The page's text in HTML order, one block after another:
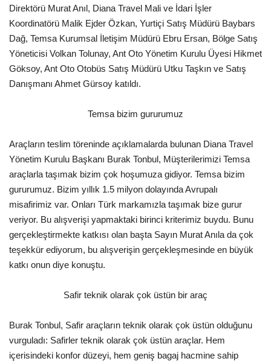
Lezzet Durakları
Röportajlar
Gezi - Yorum
Sizlerden Gelenler
Yorumlar
Video Tanıtım
Köşe Yazarları
Galeri
Direktörü Murat Anıl, Diana Travel Mali ve İdari İşler
Koordinatörü Malik Ejder Özkan, Yurtiçi Satış Müdürü Baybars
Dağ, Temsa Kurumsal İletişim Müdürü Ebru Ersan, Bölge Satış
Yöneticisi Volkan Tolunay, Ant Oto Yönetim Kurulu Üyesi Hikmet
Göksoy, Ant Oto Otobüs Satış Müdürü Utku Taşkın ve Satış
Danışmanı Ahmet Gürsoy katıldı.
Temsa bizim gururumuz
Araçların teslim töreninde açıklamalarda bulunan Diana Travel
Yönetim Kurulu Başkanı Burak Tonbul, Müşterilerimizi Temsa
araçlarla taşımak bizim çok hoşumuza gidiyor. Temsa bizim
gururumuz. Bizim yıllık 1.5 milyon dolayında Avrupalı
misafirimiz var. Onları Türk markamızla taşımak bize gurur
veriyor. Bu alışverişi yapmaktaki birinci kriterimiz buydu. Bunu
gerçekleştirmekte katkısı olan başta Sayın Murat Anıla da çok
teşekkür ediyorum, bu alışverişin gerçekleşmesinde en büyük
katkı onun diye konuştu.
Safir teknik olarak çok üstün bir araç
Burak Tonbul, Safir araçların teknik olarak çok üstün olduğunu
vurguladı: Safirler teknik olarak çok üstün araçlar. Hem
içerisindeki konfor düzeyi, hem geniş bagaj hacmine sahip